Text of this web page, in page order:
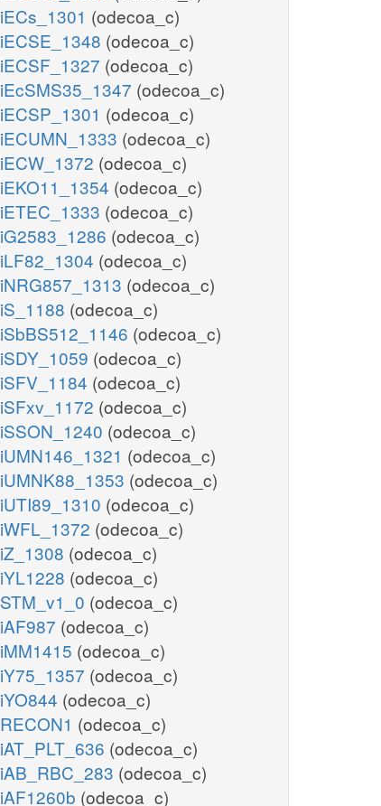
iECs_1301 (odecoa_c)
iECSE_1348 (odecoa_c)
iECSF_1327 (odecoa_c)
iEcSMS35_1347 (odecoa_c)
iECSP_1301 (odecoa_c)
iECUMN_1333 (odecoa_c)
iECW_1372 (odecoa_c)
iEKO11_1354 (odecoa_c)
iETEC_1333 (odecoa_c)
iG2583_1286 (odecoa_c)
iLF82_1304 (odecoa_c)
iNRG857_1313 (odecoa_c)
iS_1188 (odecoa_c)
iSbBS512_1146 (odecoa_c)
iSDY_1059 (odecoa_c)
iSFV_1184 (odecoa_c)
iSFxv_1172 (odecoa_c)
iSSON_1240 (odecoa_c)
iUMN146_1321 (odecoa_c)
iUMNK88_1353 (odecoa_c)
iUTI89_1310 (odecoa_c)
iWFL_1372 (odecoa_c)
iZ_1308 (odecoa_c)
iYL1228 (odecoa_c)
STM_v1_0 (odecoa_c)
iAF987 (odecoa_c)
iMM1415 (odecoa_c)
iY75_1357 (odecoa_c)
iYO844 (odecoa_c)
RECON1 (odecoa_c)
iAT_PLT_636 (odecoa_c)
iAB_RBC_283 (odecoa_c)
iAF1260b (odecoa_c)